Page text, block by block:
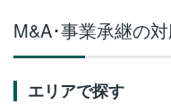
M&A･事業承継の
エリアで探す